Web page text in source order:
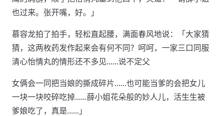
也过来。张开嘴，好。」
慕容龙拍了拍手，轻松直起腰，满面春风地说：「大家猜
猜，这两枚药发作起来会有何不同？呵呵，一家三口同服
清心怡情丸的情形还不多见……说不定父
女俩会一同把当娘的撕成碎片……也可能当爹的会把女儿
一块一块咬碎吃掉……薛小姐花朵般的妙人儿，活生生被
爹娘吃了，真是……」